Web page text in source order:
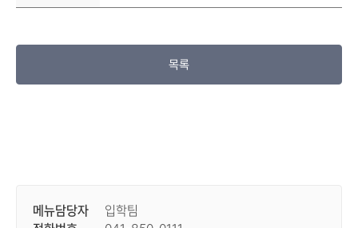
목록
메뉴담당자
입학팀